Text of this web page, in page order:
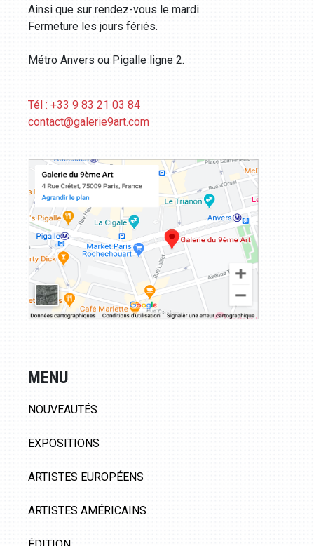
Ainsi que sur rendez-vous le mardi.
Fermeture les jours fériés.
Métro Anvers ou Pigalle ligne 2.
Tél : +33 9 83 21 03 84
contact@galerie9art.com
MENU
NOUVEAUTÉS
EXPOSITIONS
ARTISTES EUROPÉENS
ARTISTES AMÉRICAINS